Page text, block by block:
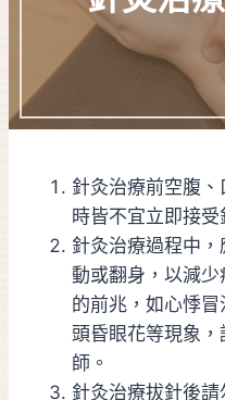
針灸治療前空腹
時皆不宜立即接受
針灸治療過程中
動或翻身，以減
的前兆，如心悸冒
頭昏眼花等現象
師。
針灸治療拔針後